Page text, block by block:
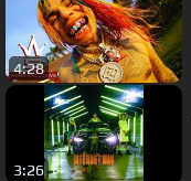
4:28
3:26